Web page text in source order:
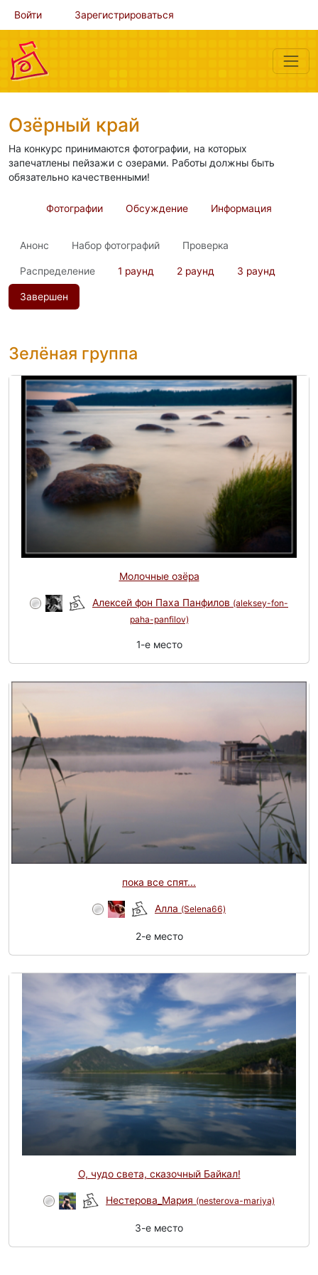
Войти Зарегистрироваться
Озёрный край
На конкурс принимаются фотографии, на которых
запечатлены пейзажи с озерами. Работы должны быть
обязательно качественными!
Фотографии Обсуждение Информация
Анонс Набор фотографий Проверка
Распределение 1 раунд 2 раунд 3 раунд
Завершен
Зелёная группа
Молочные озёра
Алексей фон Паха Панфилов (aleksey-fon-
paha-panfilov)
1-e место
пока все спят...
Алла (Selena66)
2-e место
О, чудо света, сказочный Байкал!
Нестерова_Мария (nesterova-mariya)
3-e место